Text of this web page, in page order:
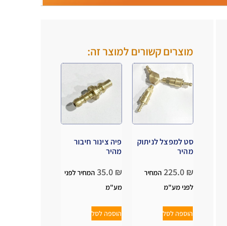
מוצרים קשורים למוצר זה:
סט למפצל לניתוק
מהיר
₪
225.0
המחיר
לפני מע"מ
הוספה לסל
פיה צינור חיבור
מהיר
₪
35.0
המחיר לפני
מע"מ
הוספה לסל